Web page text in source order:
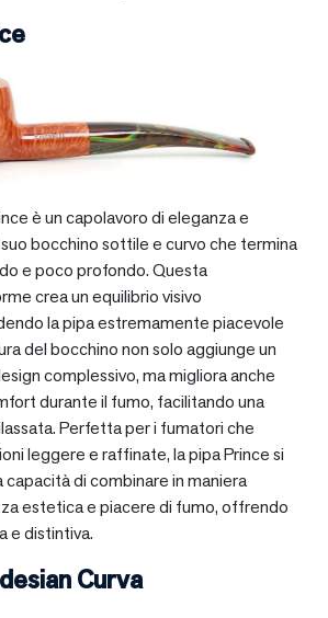
è un capolavoro di eleganza e
bocchino sottile e curvo che termina
e poco profondo. Questa
crea un equilibrio visivo
la pipa estremamente piacevole
del bocchino non solo aggiunge un
complessivo, ma migliora anche
durante il fumo, facilitando una
Perfetta per i fumatori che
leggere e raffinate, la pipa Prince si
capacità di combinare in maniera
estetica e piacere di fumo, offrendo
e distintiva.
Curva